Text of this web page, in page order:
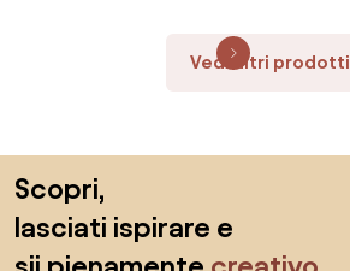
Vedi altri prodotti
Scopri,
lasciati ispirare e